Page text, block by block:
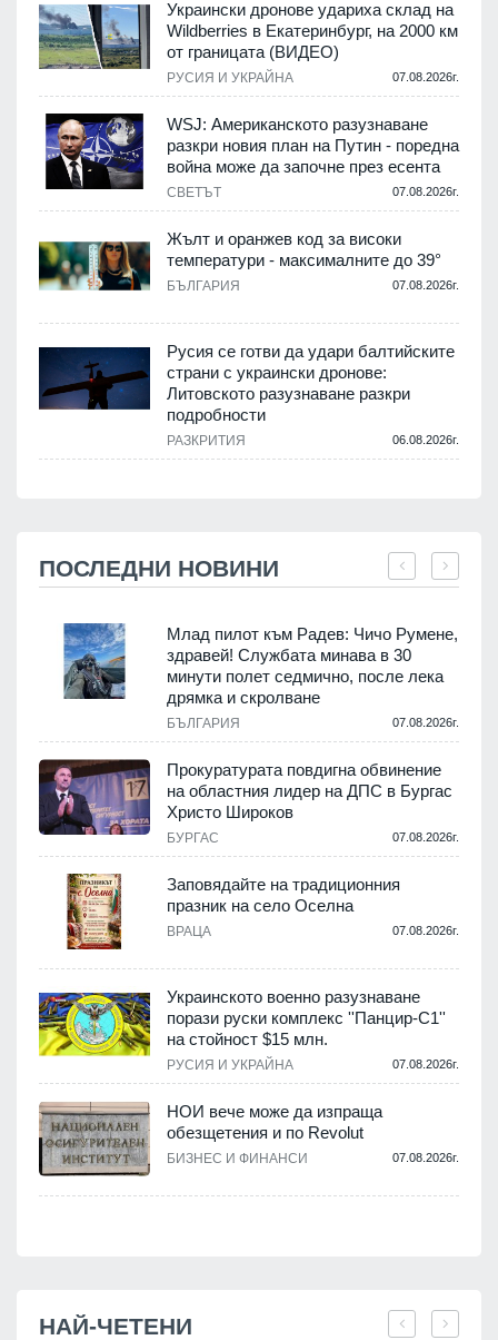
Украински дронове удариха склад на
Wildberries в Екатеринбург, на 2000 км
от границата (ВИДЕО)
РУСИЯ И УКРАЙНА 07.08.2026г.
WSJ: Американското разузнаване
разкри новия план на Путин - поредна
война може да започне през есента
СВЕТЪТ 07.08.2026г.
Жълт и оранжев код за високи
температури - максималните до 39°
БЪЛГАРИЯ 07.08.2026г.
Русия се готви да удари балтийските
страни с украински дронове:
Литовското разузнаване разкри
подробности
РАЗКРИТИЯ 06.08.2026г.
ПОСЛЕДНИ НОВИНИ
Млад пилот към Радев: Чичо Румене,
здравей! Службата минава в 30
минути полет седмично, после лека
дрямка и скролване
БЪЛГАРИЯ 07.08.2026г.
Прокуратурата повдигна обвинение
на областния лидер на ДПС в Бургас
Христо Широков
БУРГАС 07.08.2026г.
Заповядайте на традиционния
празник на село Оселна
ВРАЦА 07.08.2026г.
Украинското военно разузнаване
порази руски комплекс ''Панцир-С1''
на стойност $15 млн.
РУСИЯ И УКРАЙНА 07.08.2026г.
НОИ вече може да изпраща
обезщетения и по Revolut
БИЗНЕС И ФИНАНСИ 07.08.2026г.
НАЙ-ЧЕТЕНИ